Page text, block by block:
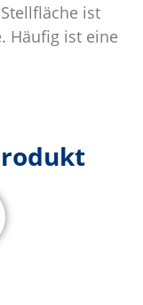
ist
Häufig ist eine